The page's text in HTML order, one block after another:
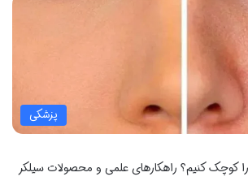
پزشکی
کوچک کنیم؟ راهکارهای علمی و محصولات سیلکر